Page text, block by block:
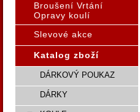
Broušení Vrtání
Opravy koulí
Slevové akce
Katalog zboží
DÁRKOVÝ POUKAZ
DÁRKY